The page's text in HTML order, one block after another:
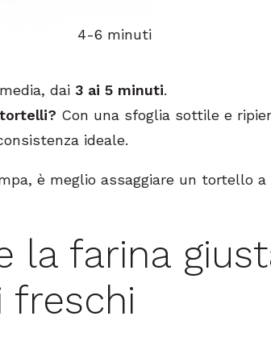
4-6 minuti
dai 3 ai 5 minuti.
Con una sfoglia sottile e
ideale.
è meglio assaggiare un tortello
la farina
freschi